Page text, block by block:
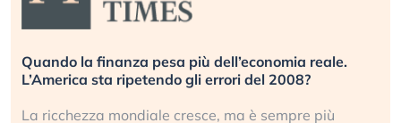
Quando la finanza pesa più dell’economia reale.
L’America sta ripetendo gli errori del 2008?
La ricchezza mondiale cresce, ma è sempre più